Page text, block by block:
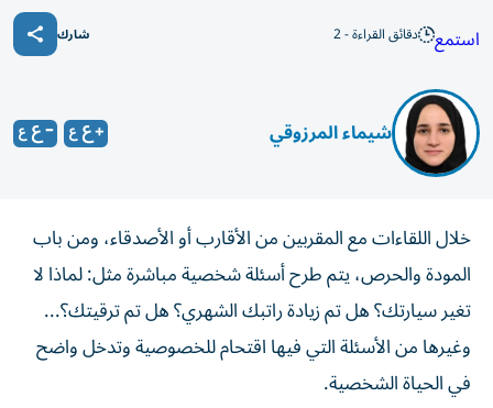
استمع دقائق القراءة - 2 شارك
شيماء المرزوقي
خلال اللقاءات مع المقربين من الأقارب أو الأصدقاء، ومن باب
المودة والحرص، يتم طرح أسئلة شخصية مباشرة مثل: لماذا لا
تغير سيارتك؟ هل تم زيادة راتبك الشهري؟ هل تم ترقيتك؟...
وغيرها من الأسئلة التي فيها اقتحام للخصوصية وتدخل واضح
في الحياة الشخصية.